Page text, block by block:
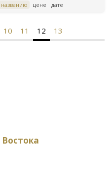
названию цене дате
10 11 12 13